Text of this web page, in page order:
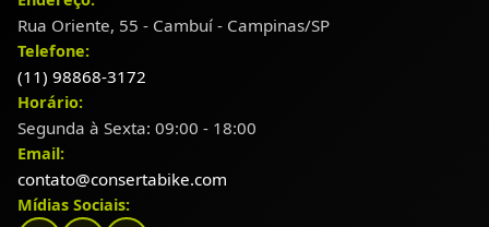
Rua Oriente, 55 - Cambuí - Campinas/SP
Telefone:
(11) 98868-3172
Horário:
Segunda à Sexta: 09:00 - 18:00
Email:
contato@consertabike.com
Mídias Sociais: